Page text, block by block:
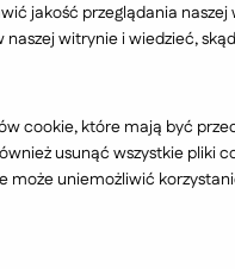
jakość przeglądania naszej
witrynie i wiedzieć,
cookie, które mają być
usunąć wszystkie pliki
uniemożliwić